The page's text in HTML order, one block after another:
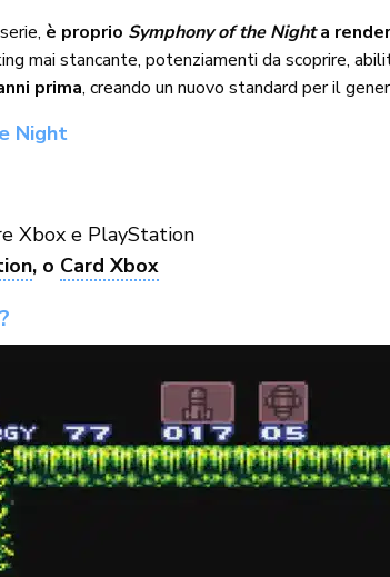
è proprio Symphony of the Nighta
mai stancante, potenziamenti da scoprire,
prima, creando un nuovo standard per il
Night
Xbox e PlayStation
, o Card Xbox